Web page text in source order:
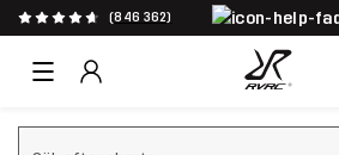
(846 362)